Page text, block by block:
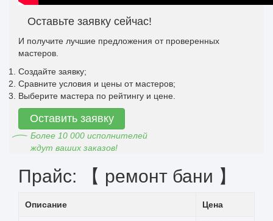
Оставьте заявку сейчас!
И получите лучшие предложения от проверенных
мастеров.
Создайте заявку;
Сравните условия и цены от мастеров;
Выберите мастера по рейтингу и цене.
Оставить заявку
Более 10 000 исполнителей
ждут ваших заказов!
Прайс: 【 ремонт бани 】
Описание Цена